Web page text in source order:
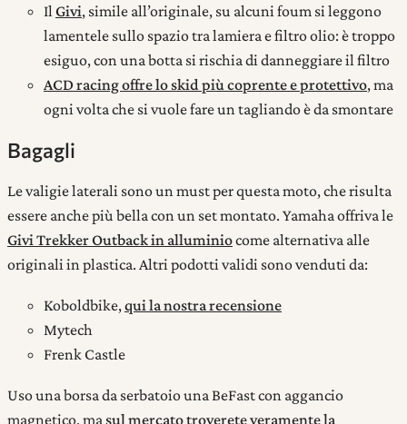
Il Givi, simile all’originale, su alcuni foum si leggono
lamentele sullo spazio tra lamiera e filtro olio: è troppo
esiguo, con una botta si rischia di danneggiare il filtro
ACD racing offre lo skid più coprente e protettivo, ma
ogni volta che si vuole fare un tagliando è da smontare
Bagagli
Le valigie laterali sono un must per questa moto, che risulta
essere anche più bella con un set montato. Yamaha offriva le
Givi Trekker Outback in alluminiocome alternativa alle
originali in plastica. Altri podotti validi sono venduti da:
Koboldbike, qui la nostra recensione
Mytech
Frenk Castle
Uso una borsa da serbatoio una BeFast con aggancio
magnetico, ma sul mercato troverete veramente la